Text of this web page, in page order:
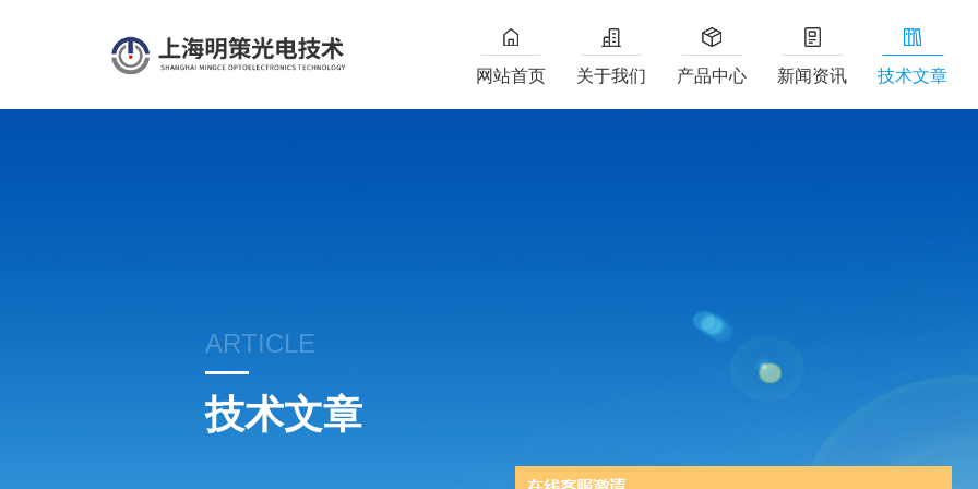
网站首页 关于我们 产品中心 新闻资讯 技术文章
ARTICLE
技术文章